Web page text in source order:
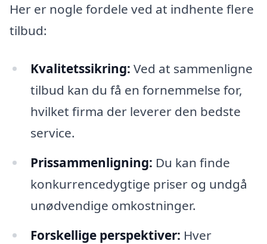
Her er nogle fordele ved at indhente flere
tilbud:
Kvalitetssikring: Ved at sammenligne
tilbud kan du få en fornemmelse for,
hvilket firma der leverer den bedste
service.
Prissammenligning: Du kan finde
konkurrencedygtige priser og undgå
unødvendige omkostninger.
Forskellige perspektiver: Hver